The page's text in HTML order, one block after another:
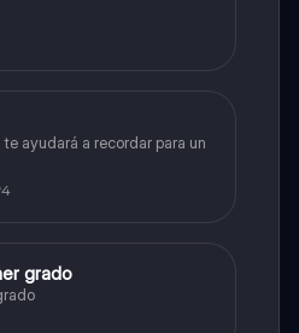
ayudará a recordar para un
4
grado